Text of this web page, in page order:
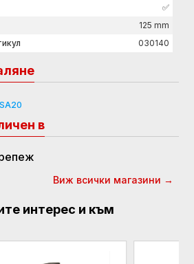
✅
125 mm
030140
в
Виж всички магазини →
интерес и към